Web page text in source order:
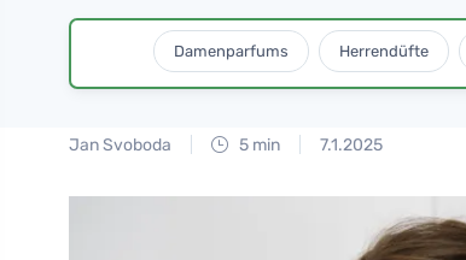
Damenparfums Herrendüfte
Jan Svoboda 5 min 7.1.2025